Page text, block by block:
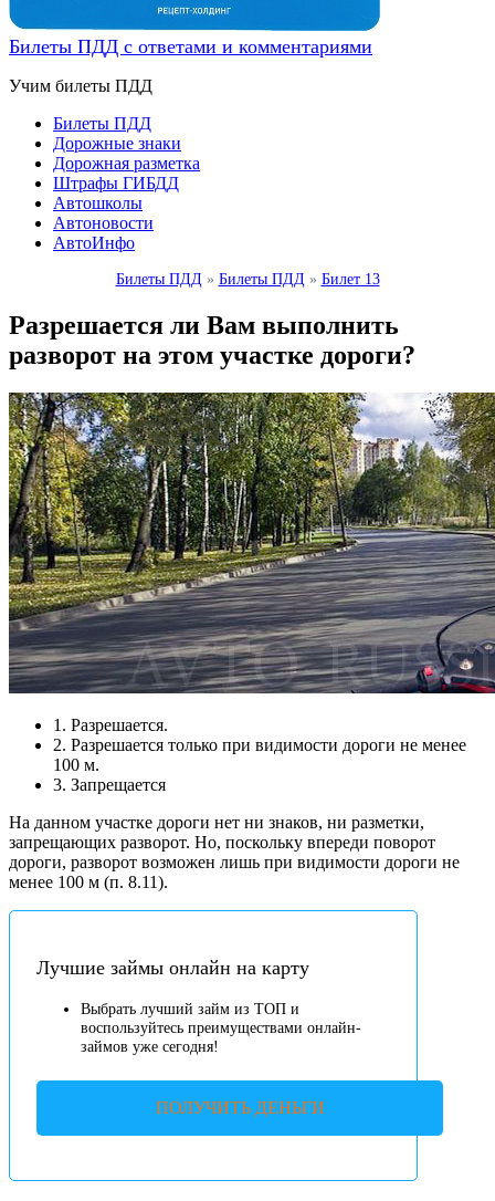
Билеты ПДД с ответами и комментариями
Учим билеты ПДД
Билеты ПДД
Дорожные знаки
Дорожная разметка
Штрафы ГИБДД
Автошколы
Автоновости
АвтоИнфо
Билеты ПДД » Билеты ПДД » Билет 13
Разрешается ли Вам выполнить
разворот на этом участке дороги?
1. Разрешается.
2. Разрешается только при видимости дороги не менее
100 м.
3. Запрещается
На данном участке дороги нет ни знаков, ни разметки,
запрещающих разворот. Но, поскольку впереди поворот
дороги, разворот возможен лишь при видимости дороги не
менее 100 м (п. 8.11).
Лучшие займы онлайн на карту
Выбрать лучший займ из ТОП и
воспользуйтесь преимуществами онлайн-
займов уже сегодня!
ПОЛУЧИТЬ ДЕНЬГИ